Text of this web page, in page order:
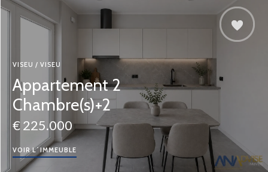
VISEU / VISEU
Appartement 2
Chambre(s)+2
€ 225.000
VOIR L´IMMEUBLE